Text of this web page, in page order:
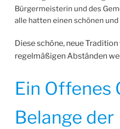
Bürgermeisterin und des
alle hatten einen schönen
Diese schöne, neue
regelmäßigen Abständen
Ein Offenes
Belange der